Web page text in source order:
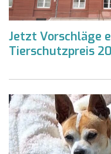
Jetzt Vorschläge
Tierschutzpreis